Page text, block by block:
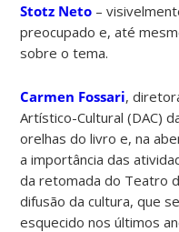
Stotz Neto –
preocupado e, até
sobre o tema.
Carmen Fossari,
Artístico-Cultural (DAC)
orelhas do livro e, na
a importância das
da retomada do Teatro
difusão da cultura, que
esquecido nos últimos